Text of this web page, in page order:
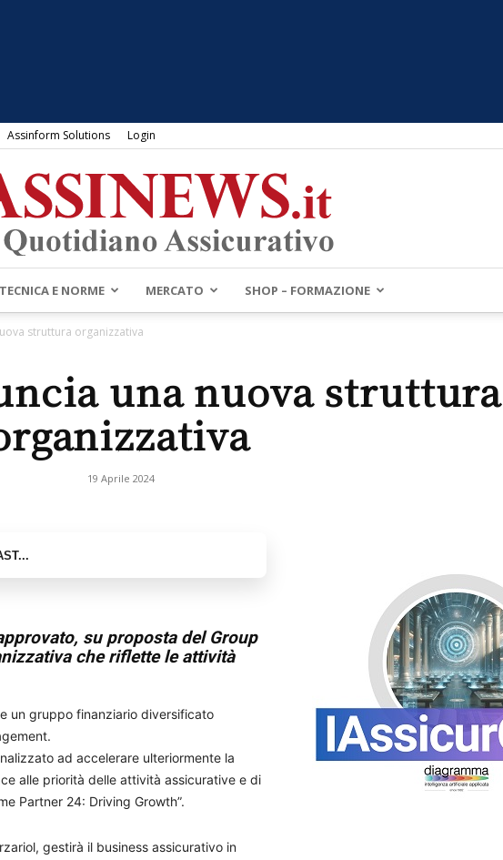
Assinform Solutions Login
Assinews.it
TECNICA E NORME MERCATO SHOP – FORMAZIONE
struttura organizzativa
una nuova struttura
19 Aprile 2024
su proposta del Group
che riflette le attività
un gruppo finanziario diversificato
ad accelerare ulteriormente la
alle priorità delle attività assicurative e di
Partner 24: Driving Growth”.
gestirà il business assicurativo in